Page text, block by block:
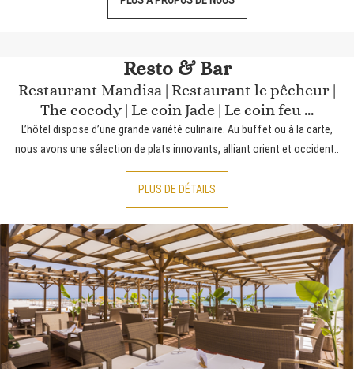
Resto & Bar
Restaurant Mandisa | Restaurant le pêcheur |
The cocody | Le coin Jade | Le coin feu ...
L’hôtel dispose d’une grande variété culinaire. Au buffet ou à la carte,
nous avons une sélection de plats innovants, alliant orient et occident..
PLUS DE DÉTAILS